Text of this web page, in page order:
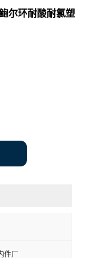
尔环耐酸耐氯塑
厂